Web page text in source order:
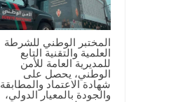
المختبر الوطني للشرطة
العلمية والتقنية التابع
للمديرية العامة للأمن
الوطني، يحصل على
شهادة الاعتماد والمطابقة
والجودة بالمعيار الدولي،